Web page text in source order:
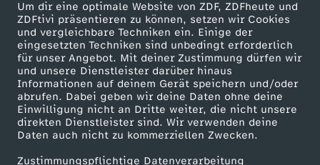
Um dir eine optimale Website von ZDF, ZDFheute und
ZDFtivi präsentieren zu können, setzen wir Cookies
und vergleichbare Techniken ein. Einige der
eingesetzten Techniken sind unbedingt erforderlich
für unser Angebot. Mit deiner Zustimmung dürfen wir
und unsere Dienstleister darüber hinaus
Informationen auf deinem Gerät speichern und/oder
abrufen. Dabei geben wir deine Daten ohne deine
Einwilligung nicht an Dritte weiter, die nicht unsere
direkten Dienstleister sind. Wir verwenden deine
Daten auch nicht zu kommerziellen Zwecken.
Zustimmungspflichtige Datenverarbeitung
ü
b
e
r
G
Mehr ZDF
ZDF-Apps
Smart TV
ZDFtext
Livestreams
Service
ZDFmitreden
Kontakt zum ZDF
Tickets
Zuschauerservice